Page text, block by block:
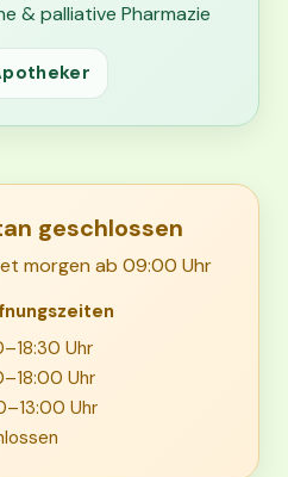
& palliative Pharmazie
geschlossen
morgen ab 09:00 Uhr
Uhr
Uhr
Uhr